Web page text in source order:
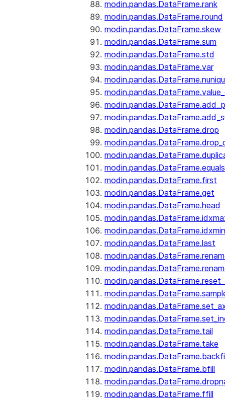
modin.pandas.DataFrame.rank
modin.pandas.DataFrame.round
modin.pandas.DataFrame.skew
modin.pandas.DataFrame.sum
modin.pandas.DataFrame.std
modin.pandas.DataFrame.var
modin.pandas.DataFrame.drop
modin.pandas.DataFrame.equals
modin.pandas.DataFrame.first
modin.pandas.DataFrame.get
modin.pandas.DataFrame.head
modin.pandas.DataFrame.idxmin
modin.pandas.DataFrame.last
modin.pandas.DataFrame.tail
modin.pandas.DataFrame.take
modin.pandas.DataFrame.bfill
modin.pandas.DataFrame.ffill